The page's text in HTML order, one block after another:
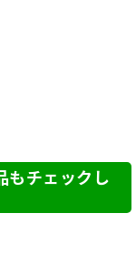
もチェックし